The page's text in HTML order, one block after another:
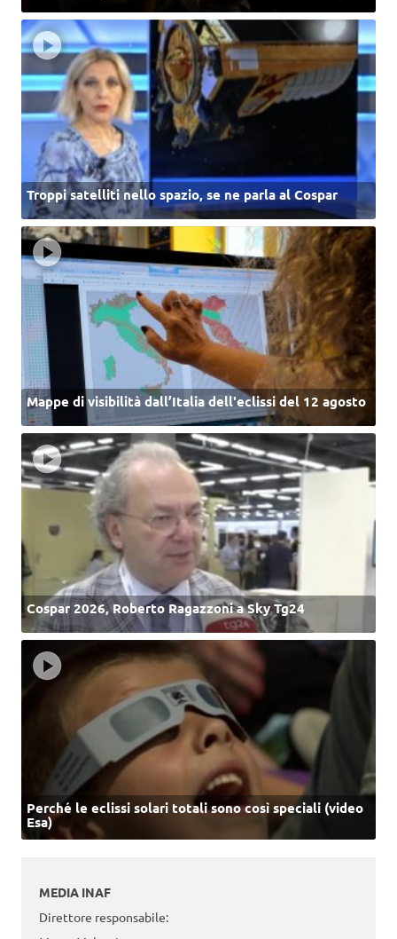
Troppi satelliti nello spazio, se ne parla al Cospar
Mappe di visibilità dall’Italia dell'eclissi del 12 agosto
Cospar 2026, Roberto Ragazzoni a Sky Tg24
Perché le eclissi solari totali sono così speciali (video
Esa)
MEDIA INAF
Direttore responsabile: